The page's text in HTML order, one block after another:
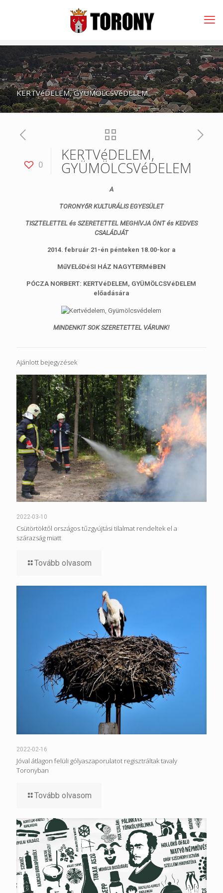
KERTVéDELEM, GYÜMÖLCSVéDELEM
0
KERTVéDELEM,
GYÜMÖLCSVéDELEM
A
TORONYőR KULTURÁLIS EGYESÜLET
TISZTELETTEL és SZERETETTEL MEGHíVJA ÖNT és KEDVES
CSALÁDJÁT
2014. február 21-én pénteken 18.00-kor a
MűVELőDéSI HÁZ NAGYTERMéBEN
PÓCZA NORBERT: KERTVéDELEM, GYÜMÖLCSVéDELEM
előadására
MINDENKIT SOK SZERETETTEL VÁRUNK!
Ajánlott bejegyzések
2022-03-10
Csütörtöktől országos tűzgyújtási tilalmat rendeltek el a
szárazság miatt
Tovább olvasom
2022-02-16
Jóval átlagon felüli gólyaszaporulatot regisztráltak tavaly
Toronyban
Tovább olvasom